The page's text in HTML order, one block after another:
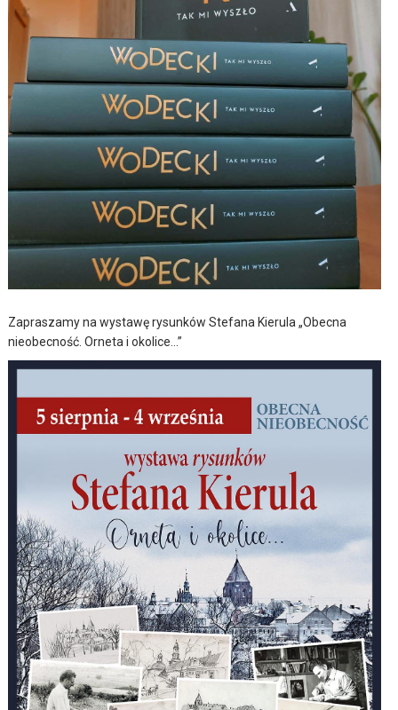
Zapraszamy na wystawę rysunków Stefana Kierula „Obecna
nieobecność. Orneta i okolice…”